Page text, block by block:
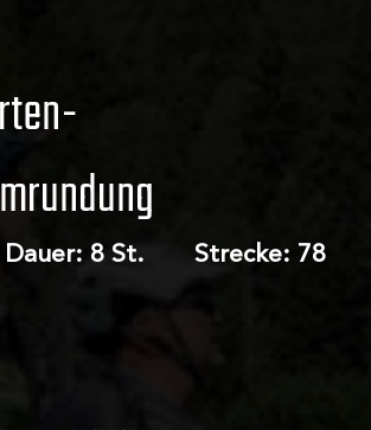
8 St. Strecke: 78